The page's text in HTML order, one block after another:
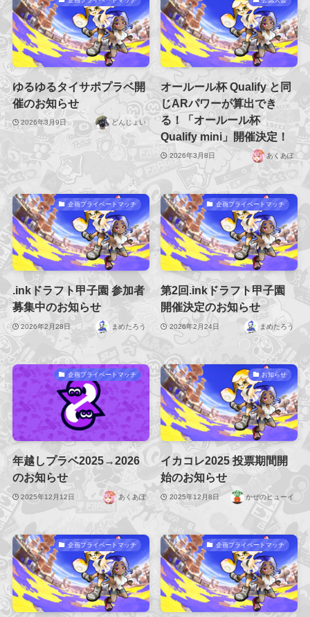
ゆるゆるタイサポプラベ開
催のお知らせ
2026年3月9日 どんじょい
オールール杯 Qualify と同
じARパワーが算出でき
る！「オールール杯
Qualify mini」開催決定！
2026年3月8日 あくあぽ
企画プライベートマッチ
.inkドラフト甲子園 参加者
募集中のお知らせ
2026年2月28日 まめたろう
企画プライベートマッチ
第2回.inkドラフト甲子園
開催決定のお知らせ
2026年2月24日 まめたろう
企画プライベートマッチ
年越しプラベ2025→2026
のお知らせ
2025年12月12日 あくあぽ
お知らせ
イカコレ2025 投票期間開
始のお知らせ
2025年12月8日 かぜのヒューイ
企画プライベートマッチ 企画プライベートマッチ